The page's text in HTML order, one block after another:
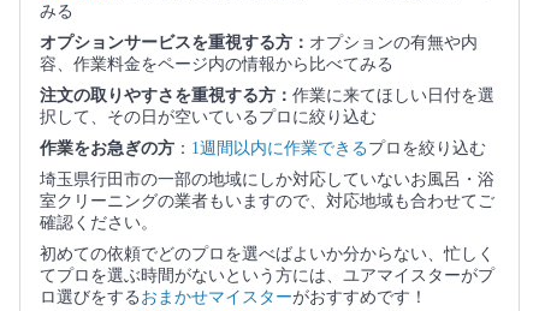
みる
オプションサービスを重視する方： オプションの有無や内
容、作業料金をページ内の情報から比べてみる
注文の取りやすさを重視する方： 作業に来てほしい日付を選
択して、その日が空いているプロに絞り込む
作業をお急ぎの方 ： 1週間以内に作業できるプロを絞り込む
埼玉県行田市の一部の地域にしか対応していないお風呂・浴
室クリーニングの業者もいますので、対応地域も合わせてご
確認ください。
初めての依頼でどのプロを選べばよいか分からない、忙しく
てプロを選ぶ時間がないという方には、ユアマイスターがプ
ロ選びをする おまかせマイスターがおすすめです！